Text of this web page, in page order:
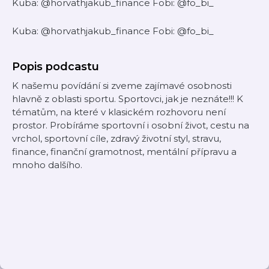
Kuba: @horvathjakub_finance Fobi: @fo_bi_
Kuba: @horvathjakub_finance Fobi: @fo_bi_
Popis podcastu
K našemu povídání si zveme zajímavé osobnosti
hlavně z oblasti sportu. Sportovci, jak je neznáte!!! K
tématům, na které v klasickém rozhovoru není
prostor. Probíráme sportovní i osobní život, cestu na
vrchol, sportovní cíle, zdravý životní styl, stravu,
finance, finanční gramotnost, mentální přípravu a
mnoho dalšího.